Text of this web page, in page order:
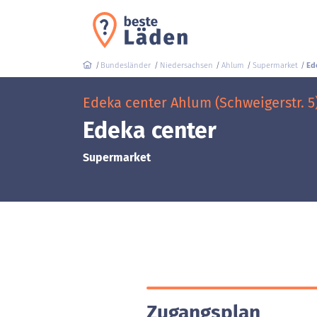
Bundesländer Niedersachsen Ahlum Supermarket
Edeka center Ahlum (Schweigerstr.
Edeka center
Supermarket